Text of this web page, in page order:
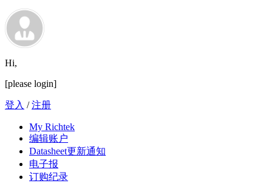
Hi,
[please login]
登入 /注册
My Richtek
编辑账户
Datasheet更新通知
电子报
订购纪录